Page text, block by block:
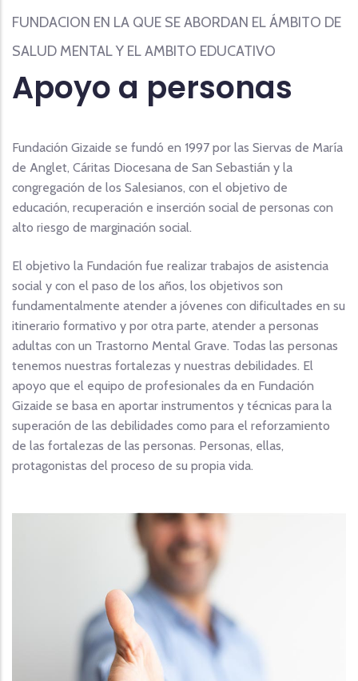
FUNDACION EN LA QUE SE ABORDAN EL ÁMBITO DE
SALUD MENTAL Y EL AMBITO EDUCATIVO
Apoyo a personas
Fundación Gizaide se fundó en 1997 por las Siervas de María
de Anglet, Cáritas Diocesana de San Sebastián y la
congregación de los Salesianos, con el objetivo de
educación, recuperación e inserción social de personas con
alto riesgo de marginación social.
El objetivo la Fundación fue realizar trabajos de asistencia
social y con el paso de los años, los objetivos son
fundamentalmente atender a jóvenes con dificultades en su
itinerario formativo y por otra parte, atender a personas
adultas con un Trastorno Mental Grave. Todas las personas
tenemos nuestras fortalezas y nuestras debilidades. El
apoyo que el equipo de profesionales da en Fundación
Gizaide se basa en aportar instrumentos y técnicas para la
superación de las debilidades como para el reforzamiento
de las fortalezas de las personas. Personas, ellas,
protagonistas del proceso de su propia vida.